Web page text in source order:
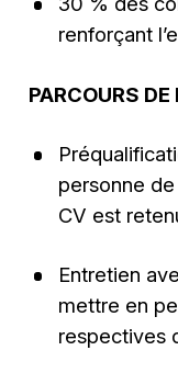
renforçant
PARCOURS
personne
CV est
Entretien
mettre en
respectives